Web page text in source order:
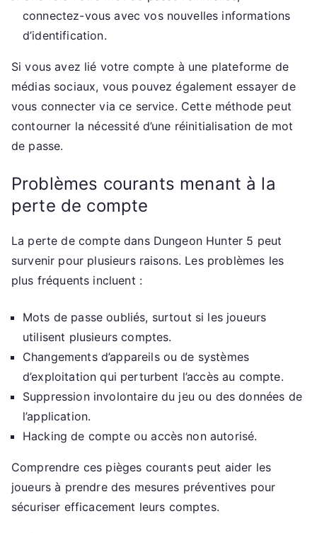
connectez-vous avec vos nouvelles informations
d’identification.
Si vous avez lié votre compte à une plateforme de
médias sociaux, vous pouvez également essayer de
vous connecter via ce service. Cette méthode peut
contourner la nécessité d’une réinitialisation de mot
de passe.
Problèmes courants menant à la
perte de compte
La perte de compte dans Dungeon Hunter 5 peut
survenir pour plusieurs raisons. Les problèmes les
plus fréquents incluent :
Mots de passe oubliés, surtout si les joueurs
utilisent plusieurs comptes.
Changements d’appareils ou de systèmes
d’exploitation qui perturbent l’accès au compte.
Suppression involontaire du jeu ou des données de
l’application.
Hacking de compte ou accès non autorisé.
Comprendre ces pièges courants peut aider les
joueurs à prendre des mesures préventives pour
sécuriser efficacement leurs comptes.